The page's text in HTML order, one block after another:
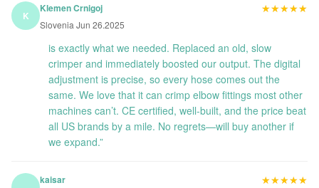
K
Klemen Crnigoj
Slovenia Jun 26.2025
★★★★★
★★★★★
is exactly what we needed. Replaced an old, slow
crimper and immediately boosted our output. The digital
adjustment is precise, so every hose comes out the
same. We love that it can crimp elbow fittings most other
machines can’t. CE certified, well-built, and the price beat
all US brands by a mile. No regrets—will buy another if
we expand.”
kaisar ★★★★★
★★★★★